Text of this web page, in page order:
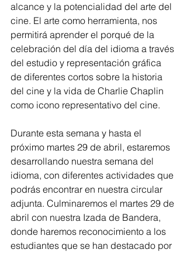
alcance y la potencialidad del arte del
cine. El arte como herramienta, nos
permitirá aprender el porqué de la
celebración del día del idioma a través
del estudio y representación gráfica
de diferentes cortos sobre la historia
del cine y la vida de Charlie Chaplin
como icono representativo del cine.
Durante esta semana y hasta el
próximo martes 29 de abril, estaremos
desarrollando nuestra semana del
idioma, con diferentes actividades que
podrás encontrar en nuestra circular
adjunta. Culminaremos el martes 29 de
abril con nuestra Izada de Bandera,
donde haremos reconocimiento a los
estudiantes que se han destacado por